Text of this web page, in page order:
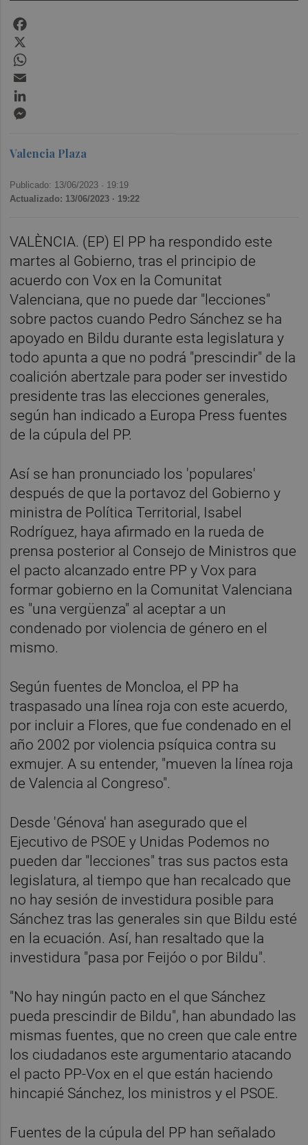
Valencia Plaza
Publicado: 13/06/2023 · 19:19
Actualizado: 13/06/2023 · 19:22
VALÈNCIA. (EP) El PP ha respondido este
martes al Gobierno, tras el principio de
acuerdo con Vox en la Comunitat
Valenciana, que no puede dar "lecciones"
sobre pactos cuando Pedro Sánchez se ha
apoyado en Bildu durante esta legislatura y
todo apunta a que no podrá "prescindir" de la
coalición abertzale para poder ser investido
presidente tras las elecciones generales,
según han indicado a Europa Press fuentes
de la cúpula del PP.
Así se han pronunciado los 'populares'
después de que la portavoz del Gobierno y
ministra de Política Territorial, Isabel
Rodríguez, haya afirmado en la rueda de
prensa posterior al Consejo de Ministros que
el pacto alcanzado entre PP y Vox para
formar gobierno en la Comunitat Valenciana
es "una vergüenza" al aceptar a un
condenado por violencia de género en el
mismo.
Según fuentes de Moncloa, el PP ha
traspasado una línea roja con este acuerdo,
por incluir a Flores, que fue condenado en el
año 2002 por violencia psíquica contra su
exmujer. A su entender, "mueven la línea roja
de Valencia al Congreso".
Desde 'Génova' han asegurado que el
Ejecutivo de PSOE y Unidas Podemos no
pueden dar "lecciones" tras sus pactos esta
legislatura, al tiempo que han recalcado que
no hay sesión de investidura posible para
Sánchez tras las generales sin que Bildu esté
en la ecuación. Así, han resaltado que la
investidura "pasa por Feijóo o por Bildu".
"No hay ningún pacto en el que Sánchez
pueda prescindir de Bildu", han abundado las
mismas fuentes, que no creen que cale entre
los ciudadanos este argumentario atacando
el pacto PP-Vox en el que están haciendo
hincapié Sánchez, los ministros y el PSOE.
Fuentes de la cúpula del PP han señalado